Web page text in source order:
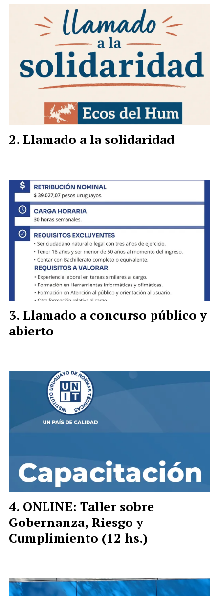
Llamado a la solidaridad
Llamado a concurso público y
abierto
ONLINE: Taller sobre
Gobernanza, Riesgo y
Cumplimiento (12 hs.)